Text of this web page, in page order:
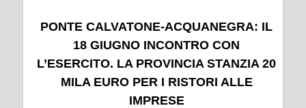
PONTE CALVATONE-ACQUANEGRA: IL
18 GIUGNO INCONTRO CON
L’ESERCITO. LA PROVINCIA STANZIA 20
MILA EURO PER I RISTORI ALLE
IMPRESE